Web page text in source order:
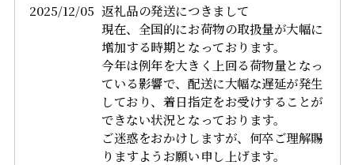
2025/12/05 返礼品の発送につきまして
現在、全国的にお荷物の取扱量が大幅に
増加する時期となっております。
今年は例年を大きく上回る荷物量となっ
ている影響で、配送に大幅な遅延が発生
しており、着日指定をお受けすることが
できない状況となっております。
ご迷惑をおかけしますが、何卒ご理解賜
りますようお願い申し上げます。